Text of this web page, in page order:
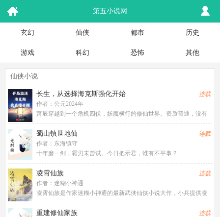
第五小说网
玄幻 仙侠 都市 历史
游戏 科幻 恐怖 其他
仙侠小说
长生，从选择海克斯强化开始
作者： 公元2024年
萧辰穿越到一个危机四伏，妖魔横行的修仙世界。资质普通，没有
背景，只能沦为离火门最底层的杂役弟子，此生...
连载
蜀山镇世地仙
作者： 东海镇守
十年磨一剑，霜刃未曾试。今日把示君，谁有不平事？
连载
凌霄仙族
作者： 迷糊小神通
凌霄仙族是作家迷糊小神通的最新武侠仙侠小说大作，小兵提供凌
霄仙族最新章节，凌霄仙族全文阅读尽在小兵。2w0-137247
连载
重建修仙家族 连载